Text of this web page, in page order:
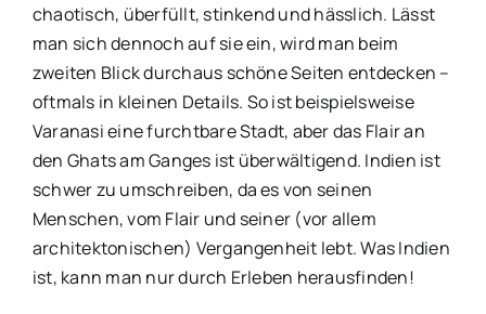
chaotisch, überfüllt, stinkend und hässlich. Lässt
man sich dennoch auf sie ein, wird man beim
zweiten Blick durchaus schöne Seiten entdecken –
oftmals in kleinen Details. So ist beispielsweise
Varanasi eine furchtbare Stadt, aber das Flair an
den Ghats am Ganges ist überwältigend. Indien ist
schwer zu umschreiben, da es von seinen
Menschen, vom Flair und seiner (vor allem
architektonischen) Vergangenheit lebt. Was Indien
ist, kann man nur durch Erleben herausfinden!